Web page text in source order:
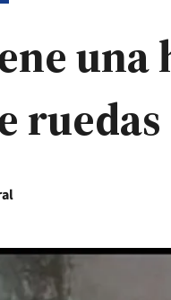
una